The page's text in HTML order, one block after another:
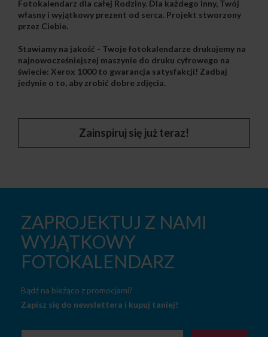
Fotokalendarz dla całej Rodziny. Dla każdego inny, Twój
własny i wyjątkowy prezent od serca. Projekt stworzony
przez Ciebie.
Stawiamy na jakość - Twoje fotokalendarze drukujemy na
najnowocześniejszej maszynie do druku cyfrowego na
świecie: Xerox 1000 to gwarancja satysfakcji! Zadbaj
jedynie o to, aby zrobić dobre zdjęcia.
Zainspiruj się już teraz!
ZAPROJEKTUJ Z NAMI
WYJĄTKOWY
FOTOKALENDARZ
Bądź na bieżąco z promocjami?
Zapisz się do newslettera i kupuj taniej!